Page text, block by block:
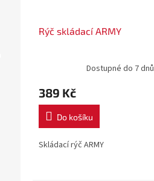
Rýč skládací ARMY
Dostupné do 7 dnů
389 Kč
Do košíku
Skládací rýč ARMY